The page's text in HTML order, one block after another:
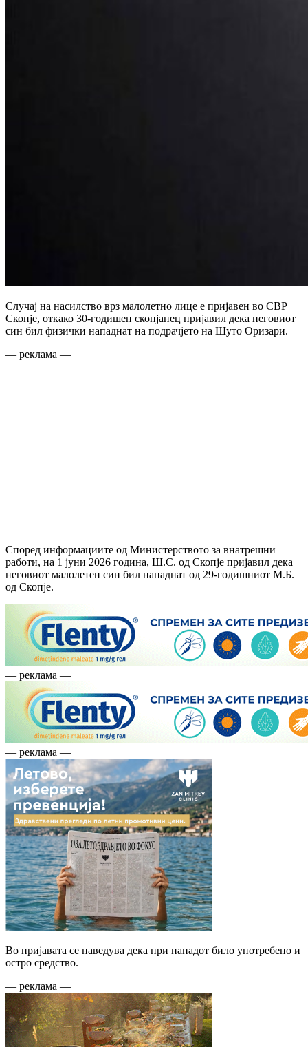
Случај на насилство врз малолетно лице е пријавен во СВР
Скопје, откако 30-годишен скопјанец пријавил дека неговиот
син бил физички нападнат на подрачјето на Шуто Оризари.
— реклама —
Според информациите од Министерството за внатрешни
работи, на 1 јуни 2026 година, Ш.С. од Скопје пријавил дека
неговиот малолетен син бил нападнат од 29-годишниот М.Б.
од Скопје.
— реклама —
— реклама —
Во пријавата се наведува дека при нападот било употребено и
остро средство.
— реклама —